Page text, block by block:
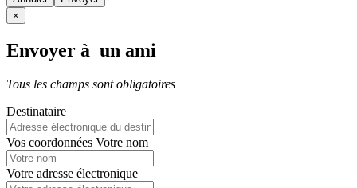
×
Envoyer à un ami
Tous les champs sont obligatoires
Destinataire
Vos coordonnées Votre nom
Votre adresse électronique